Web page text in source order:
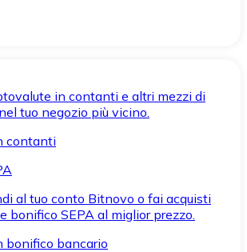
in contanti e altri mezzi di
tuo negozio più vicino.
contanti
al tuo conto Bitnovo o fai acquisti
bonifico SEPA al miglior prezzo.
bonifico bancario